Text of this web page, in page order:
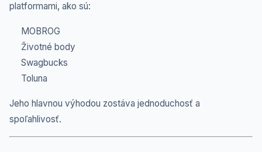
platformami, ako sú:
MOBROG
Životné body
Swagbucks
Toluna
Jeho hlavnou výhodou zostáva jednoduchosť a
spoľahlivosť.